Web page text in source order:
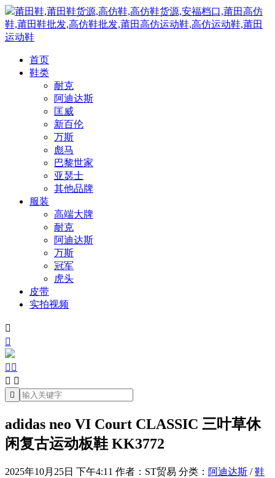
莆田鞋,莆田鞋货源,高仿鞋,高仿鞋货源,安福档口,莆田高仿
鞋,莆田鞋批发,高仿鞋批发,莆田高仿运动鞋,高仿运动鞋,莆田
运动鞋
首页
鞋类
耐克
阿迪达斯
匡威
新百伦
万斯
彪马
巴黎世家
亚瑟士
其他品牌
服装
高端大牌
耐克
阿迪达斯
万斯
冠军
虎头
皮带
实拍视频


 
 

adidas neo VI Court CLASSIC 三叶草休
闲复古运动板鞋 KK3772
2025年10月25日 下午4:11 作者：ST贸易 分类： 阿迪达斯 /鞋